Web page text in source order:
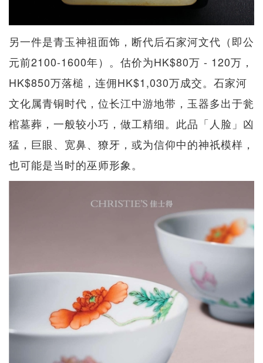
另一件是青玉神祖面饰，断代后石家河文代（即公
元前2100-1600年）。估价为HK$80万 - 120万，
HK$850万落槌，连佣HK$1,030万成交。石家河
文化属青铜时代，位长江中游地带，玉器多出于瓮
棺墓葬，一般较小巧，做工精细。此品「人脸」凶
猛，巨眼、宽鼻、獠牙，或为信仰中的神祇模样，
也可能是当时的巫师形象。